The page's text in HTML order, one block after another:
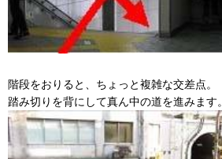
階段をおりると、ちょっと複雑な交差点。
踏み切りを背にして真ん中の道を進みます。